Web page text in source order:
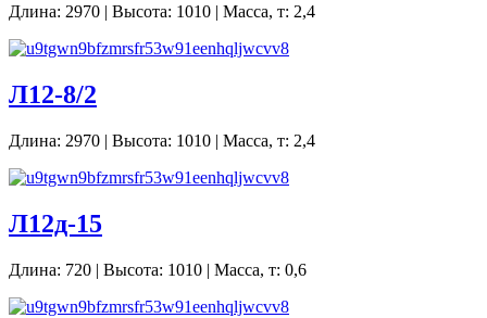
Длина: 2970 | Высота: 1010 | Масса, т: 2,4
Л12-8/2
Длина: 2970 | Высота: 1010 | Масса, т: 2,4
Л12д-15
Длина: 720 | Высота: 1010 | Масса, т: 0,6